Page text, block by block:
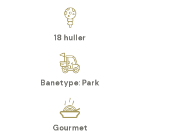
18 huller
Banetype: Park
Gourmet